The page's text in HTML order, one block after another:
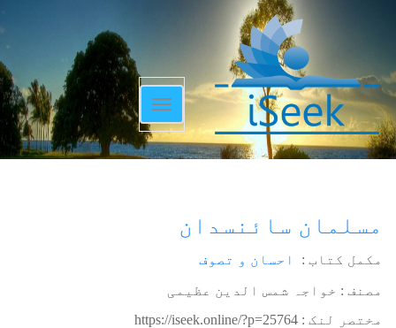
Toggle
navigation
مسلمان سائنسدان
مکمل کتاب : احسان و تصوف
مصنف : خواجہ شمس الدین عظیمی
مختصر لنک : https://iseek.online/?p=25764